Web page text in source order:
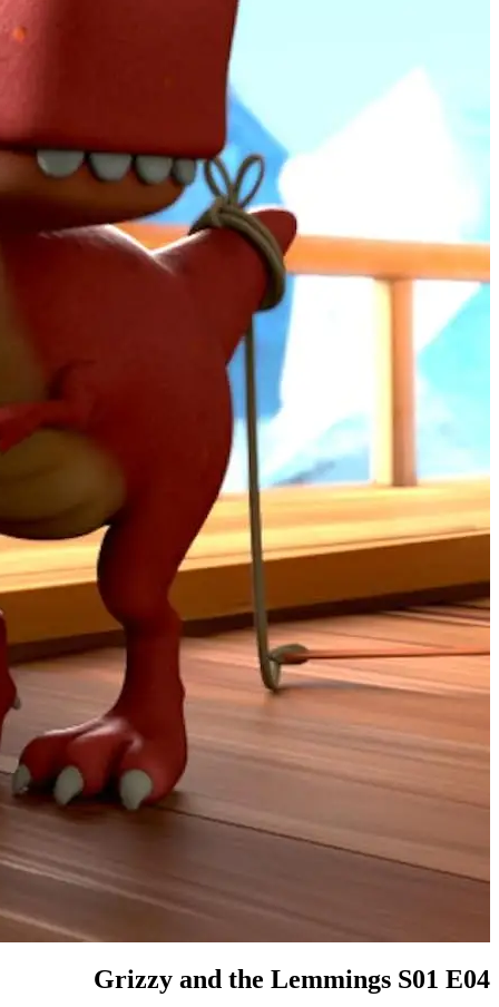
Grizzy and the Lemmings S01 E04